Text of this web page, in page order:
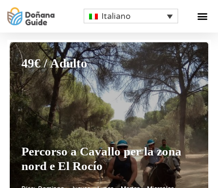
Italiano
49€ / Adulto
Percorso a Cavallo per la zona
nord e El Rocío